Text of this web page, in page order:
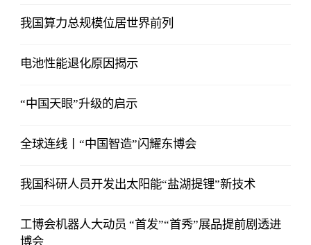
我国算力总规模位居世界前列
电池性能退化原因揭示
“中国天眼”升级的启示
全球连线丨“中国智造”闪耀东博会
我国科研人员开发出太阳能“盐湖提锂”新技术
工博会机器人大动员 “首发”“首秀”展品提前剧透进
博会